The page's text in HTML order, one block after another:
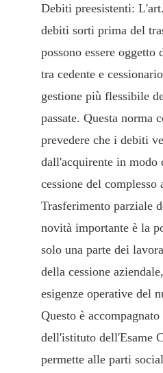
Debiti preesistenti:
debiti sorti prima del
possono essere
tra cedente e
gestione più flessibile
passate. Questa norma
prevedere che i debiti
dall'acquirente in modo
cessione del complesso
Trasferimento parziale
novità importante è la
solo una parte dei
della cessione
esigenze operative del
Questo è
dell'istituto dell'Esame
permette alle parti